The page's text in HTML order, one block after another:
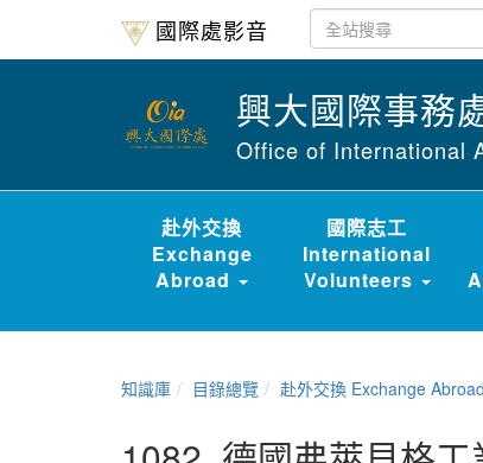
國際處影音
興大國際事務
Office of International
赴外交換
Exchange
Abroad
國際志工
International
Volunteers
知識庫 目錄總覽 赴外交換 Exchange Abroad